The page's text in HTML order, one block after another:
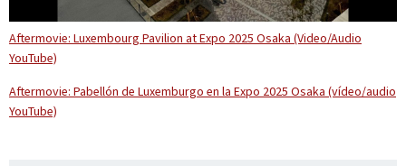
Aftermovie: Luxembourg Pavilion at Expo 2025 Osaka (Video/Audio
YouTube)
Aftermovie: Pabellón de Luxemburgo en la Expo 2025 Osaka (vídeo/audio
YouTube)